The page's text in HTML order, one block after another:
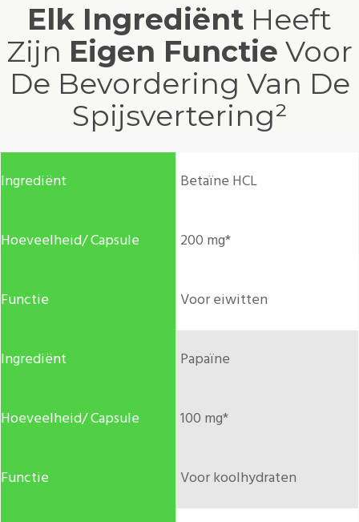
Elk Ingrediënt Heeft
Zijn Eigen Functie Voor
De Bevordering Van De
Spijsvertering²
Betaïne HCL
200 mg*
Voor eiwitten
Papaïne
100 mg*
Voor koolhydraten